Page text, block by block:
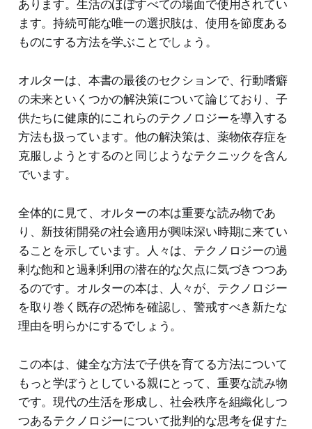
あります。生活のほぼすべての場面で使用されてい
ます。持続可能な唯一の選択肢は、使用を節度ある
ものにする方法を学ぶことでしょう。
オルターは、本書の最後のセクションで、行動嗜癖
の未来といくつかの解決策について論じており、子
供たちに健康的にこれらのテクノロジーを導入する
方法も扱っています。他の解決策は、薬物依存症を
克服しようとするのと同じようなテクニックを含ん
でいます。
全体的に見て、オルターの本は重要な読み物であ
り、新技術開発の社会適用が興味深い時期に来てい
ることを示しています。人々は、テクノロジーの過
剰な飽和と過剰利用の潜在的な欠点に気づきつつあ
るのです。オルターの本は、人々が、テクノロジー
を取り巻く既存の恐怖を確認し、警戒すべき新たな
理由を明らかにするでしょう。
この本は、健全な方法で子供を育てる方法について
もっと学ぼうとしている親にとって、重要な読み物
です。現代の生活を形成し、社会秩序を組織化しつ
つあるテクノロジーについて批判的な思考を促すた